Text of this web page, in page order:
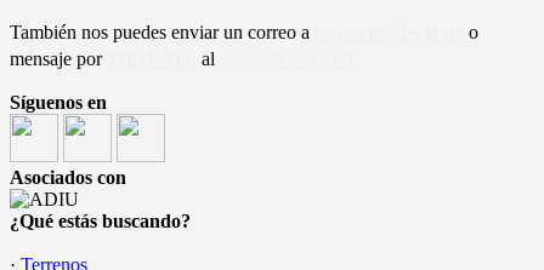
También nos puedes enviar un correo a
o
mensaje por
al
Síguenos en
Asociados con
¿Qué estás buscando?
· Terrenos